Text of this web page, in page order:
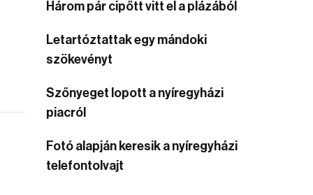
Három pár cipőtt vitt el a plázából
Letartóztattak egy mándoki
szökevényt
Szőnyeget lopott a nyíregyházi
piacról
Fotó alapján keresik a nyíregyházi
telefontolvajt